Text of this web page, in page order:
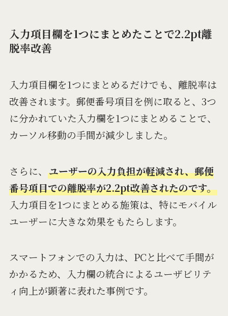
入力項目欄を1つにまとめたことで2.2pt離
脱率改善
入力項目欄を1つにまとめるだけでも、離脱率は
改善されます。郵便番号項目を例に取ると、3つ
に分かれていた入力欄を1つにまとめることで、
カーソル移動の手間が減少しました。
さらに、 ユーザーの入力負担が軽減され、郵便
番号項目での離脱率が2.2pt改善されたのです。
入力項目を1つにまとめる施策は、特にモバイル
ユーザーに大きな効果をもたらします。
スマートフォンでの入力は、PCと比べて手間が
かかるため、入力欄の統合によるユーザビリテ
ィ向上が顕著に表れた事例です。